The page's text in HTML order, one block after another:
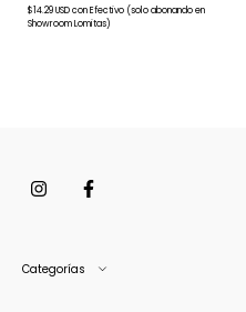
$14.29 USDconEfectivo (solo abonando en
Showroom Lomitas)
Categorías